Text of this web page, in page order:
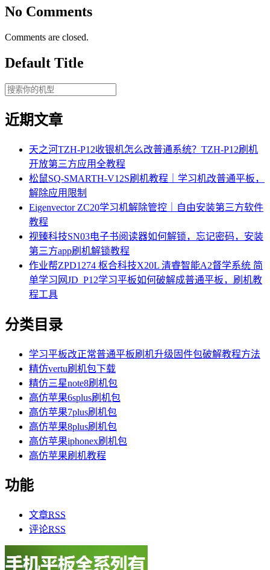
No Comments
Comments are closed.
Default Title
近期文章
天之河TZH-P12收银机怎么改普通系统？TZH-P12刷机
开放第三方应用全教程
松鼠SQ-SMARTH-V12S刷机教程｜学习机改普通平板，
解除应用限制
Eigenvector ZC20学习机解除管控｜自由安装第三方软件
教程
视臻科技SN03电子书阅读器如何解锁，忘记密码，安装
第三方app刷机解锁教程
作业帮ZPD1274 枢合科技X20L 清睿智能A2督学系统 简
单学习网JD_P12学习平板如何破解成普通平板，刷机教
程工具
分类目录
学习平板改正常普通平板刷机升级固件包破解教程方法
精仿vertu刷机包下载
精仿三星note8刷机包
高仿苹果6splus刷机包
高仿苹果7plus刷机包
高仿苹果8plus刷机包
高仿苹果iphonex刷机包
高仿苹果刷机教程
功能
文章RSS
评论RSS